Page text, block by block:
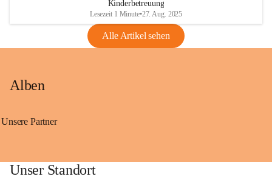
Kinderbetreuung
Lesezeit 1 Minute•27. Aug. 2025
Alle Artikel sehen
Alben
Unsere Partner
Unser Standort